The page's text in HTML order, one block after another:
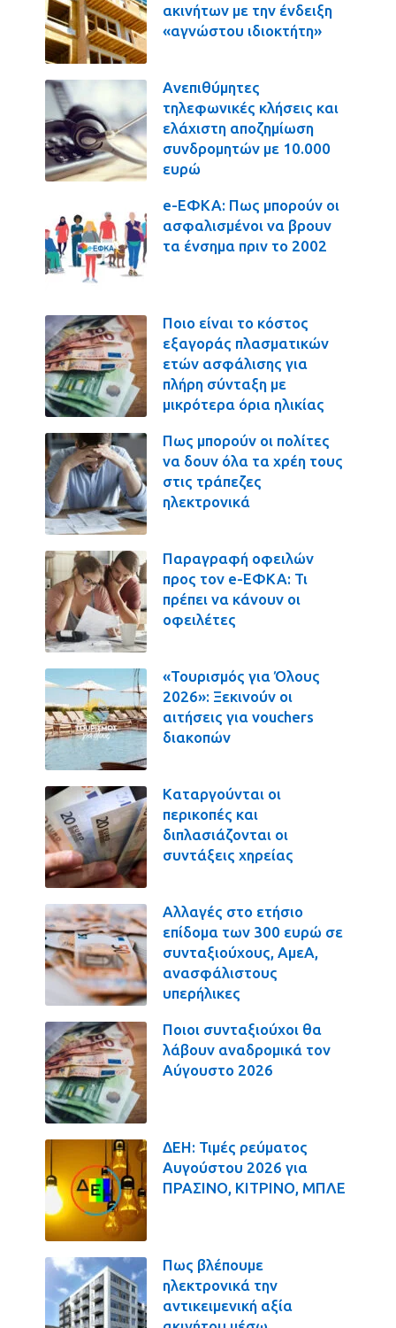
ακινήτων με την ένδειξη
«αγνώστου ιδιοκτήτη»
Ανεπιθύμητες
τηλεφωνικές κλήσεις και
ελάχιστη αποζημίωση
συνδρομητών με 10.000
ευρώ
e-ΕΦΚΑ: Πως μπορούν οι
ασφαλισμένοι να βρουν
τα ένσημα πριν το 2002
Ποιο είναι το κόστος
εξαγοράς πλασματικών
ετών ασφάλισης για
πλήρη σύνταξη με
μικρότερα όρια ηλικίας
Πως μπορούν οι πολίτες
να δουν όλα τα χρέη τους
στις τράπεζες
ηλεκτρονικά
Παραγραφή οφειλών
προς τον e-ΕΦΚΑ: Τι
πρέπει να κάνουν οι
οφειλέτες
«Τουρισμός για Όλους
2026»: Ξεκινούν οι
αιτήσεις για vouchers
διακοπών
Καταργούνται οι
περικοπές και
διπλασιάζονται οι
συντάξεις χηρείας
Αλλαγές στο ετήσιο
επίδομα των 300 ευρώ σε
συνταξιούχους, ΑμεΑ,
ανασφάλιστους
υπερήλικες
Ποιοι συνταξιούχοι θα
λάβουν αναδρομικά τον
Αύγουστο 2026
ΔΕΗ: Τιμές ρεύματος
Αυγούστου 2026 για
ΠΡΑΣΙΝΟ, ΚΙΤΡΙΝΟ, ΜΠΛΕ
Πως βλέπουμε
ηλεκτρονικά την
αντικειμενική αξία